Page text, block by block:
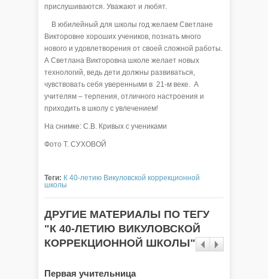
прислушиваются. Уважают и любят.
В юбилейный для школы год желаем Светлане
Викторовне хороших учеников, познать много
нового и удовлетворения от своей сложной работы.
А Светлана Викторовна школе желает новых
технологий, ведь дети должны развиваться,
чувствовать себя уверенными в 21-м веке. А
учителям – терпения, отличного настроения и
приходить в школу с увлечением!
На снимке: С.В. Кривых с учениками
Фото Т. СУХОВОЙ
Теги: К 40-летию Викуловской коррекционной
школы
ДРУГИЕ МАТЕРИАЛЫ ПО ТЕГУ
"К 40-ЛЕТИЮ ВИКУЛОВСКОЙ
КОРРЕКЦИОННОЙ ШКОЛЫ"
Первая учительница